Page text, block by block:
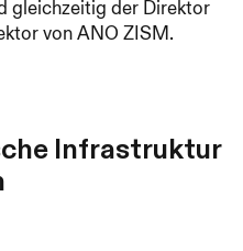
gleichzeitig der Direktor
von ANO ZISM.
Infrastruktur